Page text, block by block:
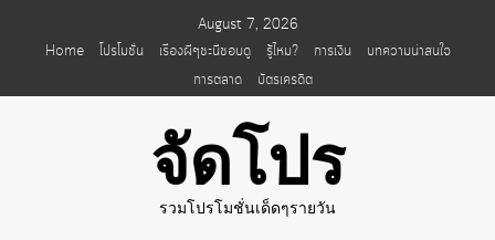
August 7, 2026
Home
โปรโมชั่น เรื่องผีๆชะนีชอบดู รู้ไหม? การเงิน
บทความน่าสนใจ
การตลาด
บัตรเครดิต
จัดโปร
รวมโปรโมชั่นเด็ดๆรายวัน